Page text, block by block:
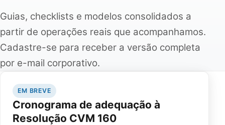
Guias, checklists e modelos consolidados a
partir de operações reais que acompanhamos.
Cadastre-se para receber a versão completa
por e-mail corporativo.
Lista de materiais
EM BREVE
Cronograma de adequação à
Resolução CVM 160